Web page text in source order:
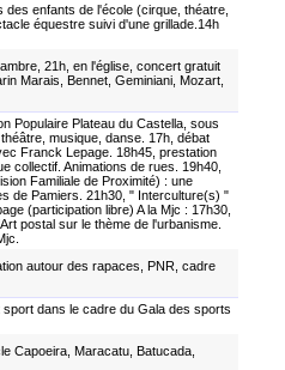
enfants de l'école (cirque, théatre,
équestre suivi d'une grillade.14h
21h, en l'église, concert gratuit
Marais, Bennet, Geminiani, Mozart,
Populaire Plateau du Castella, sous
musique, danse. 17h, débat
Franck Lepage. 18h45, prestation
collectif. Animations de rues. 19h40,
Familiale de Proximité) : une
de Pamiers. 21h30, " Interculture(s) "
(participation libre) A la Mjc : 17h30,
postal sur le thème de l'urbanisme.
autour des rapaces, PNR, cadre
dans le cadre du Gala des sports
Capoeira, Maracatu, Batucada,